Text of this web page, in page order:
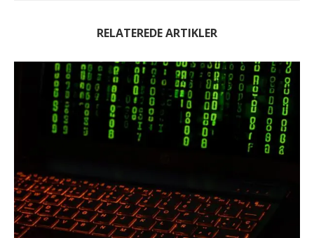
RELATEREDE ARTIKLER